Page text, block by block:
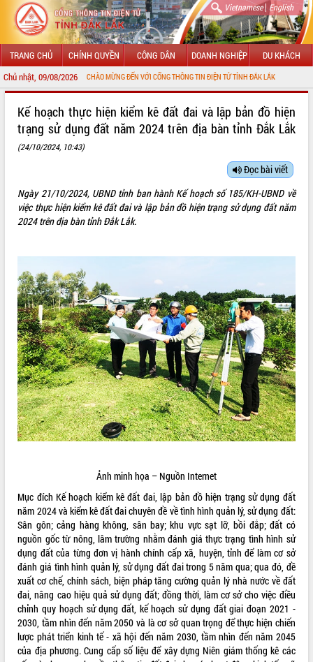
Vietnamese| English
TRANG CHỦ CHÍNH QUYỀN CÔNG DÂN DOANH NGHIỆP DU KHÁCH
Chủ nhật, 09/08/2026CHÀO MỪNG ĐẾN VỚI CỔNG THÔNG TIN ĐIỆN TỬ TỈNH ĐẮK LẮK
LÃNH ĐẠO UBND TỈNH
SỞ, BAN, NGÀNH
UBND CÁC XÃ, PHƯỜNG
HỆ THỐNG VĂN BẢN
VĂN BẢN HĐND TỈNH
ĐIỂM TIN VĂN BẢN
QUY HOẠCH - KẾ HOẠCH
VIDEO
Kế hoạch thực hiện kiểm kê đất đai và lập bản đồ hiện
trạng sử dụng đất năm 2024 trên địa bàn tỉnh Đắk Lắk
(24/10/2024, 10:43)
Đọc bài viết
Ngày 21/10/2024, UBND tỉnh ban hành Kế hoạch số 185/KH-UBND về
việc thực hiện kiểm kê đất đai và lập bản đồ hiện trạng sử dụng đất năm
2024 trên địa bàn tỉnh Đắk Lắk.
Ảnh minh họa – Nguồn Internet
Mục đích Kế hoạch kiểm kê đất đai, lập bản đồ hiện trạng sử dụng đất
năm 2024 và kiểm kê đất đai chuyên đề về tình hình quản lý, sử dụng đất:
Sân gôn; cảng hàng không, sân bay; khu vực sạt lỡ, bồi đắp; đất có
nguồn gốc từ nông, lâm trường nhằm đánh giá thực trạng tình hình sử
dụng đất của từng đơn vị hành chính cấp xã, huyện, tỉnh để làm cơ sở
đánh giá tình hình quản lý, sử dụng đất đai trong 5 năm qua; qua đó, đề
xuất cơ chế, chính sách, biện pháp tăng cường quản lý nhà nước về đất
đai, nâng cao hiệu quả sử dụng đất; đồng thời, làm cơ sở cho việc điều
chỉnh quy hoạch sử dụng đất, kế hoạch sử dụng đất giai đoạn 2021 -
2030, tầm nhìn đến năm 2050 và là cơ sở quan trọng để thực hiện chiến
lược phát triển kinh tế - xã hội đến năm 2030, tầm nhìn đến năm 2045
của địa phương. Cung cấp số liệu để xây dựng Niên giám thống kê các